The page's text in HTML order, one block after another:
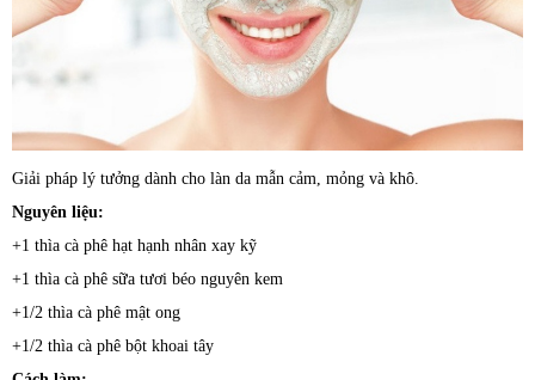
Giải pháp lý tưởng dành cho làn da mẫn cảm, mỏng và khô.
Nguyên liệu:
+1 thìa cà phê hạt hạnh nhân xay kỹ
+1 thìa cà phê sữa tươi béo nguyên kem
+1/2 thìa cà phê mật ong
+1/2 thìa cà phê bột khoai tây